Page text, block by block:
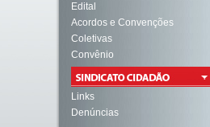
Edital
Acordos e Convenções
Coletivas
Convênio
Links
Denúncias